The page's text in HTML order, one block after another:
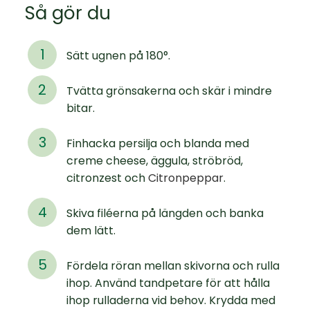
Så gör du
Sätt ugnen på 180°.
Tvätta grönsakerna och skär i mindre
bitar.
Finhacka persilja och blanda med
creme cheese, äggula, ströbröd,
citronzest ochCitronpeppar.
Skiva filéerna på längden och banka
dem lätt.
Fördela röran mellan skivorna och rulla
ihop. Använd tandpetare för att hålla
ihop rulladerna vid behov. Krydda med